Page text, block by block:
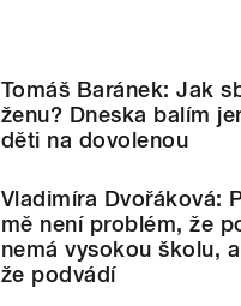
Tomáš Baránek: Jak
ženu? Dneska balím
děti na dovolenou
Vladimíra Dvořáková:
mě není problém, že
nemá vysokou školu,
že podvádí